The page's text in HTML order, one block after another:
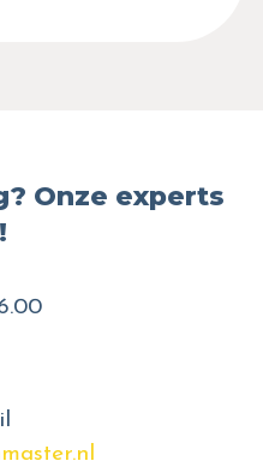
Onze experts